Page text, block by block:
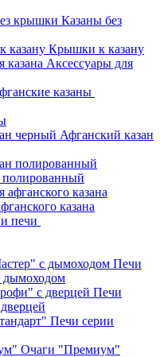
Казаны без
Крышки к казану
Аксессуары для
казаны
Афганский казан
полированный
казана
печи
Печи
дымоходом
Печи
Печи серии
Очаги "Премиум"